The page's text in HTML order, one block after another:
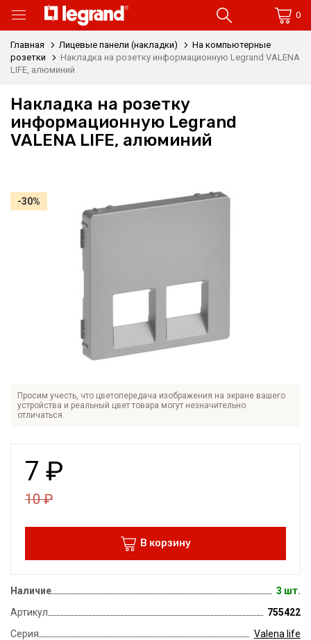
0
Главная Лицевые панели (накладки)
На компьютерные
розетки
Накладка на розетку информационную Legrand VALENA
LIFE, алюминий
Накладка на розетку
информационную Legrand
VALENA LIFE, алюминий
Просим учесть, что цветопередача изображения на экране вашего
устройства и реальный цвет товара могут незначительно
отличаться.
-30%
7 ₽
10₽
В корзину
Наличие
3 шт.
Артикул
755422
Серия
Valena life